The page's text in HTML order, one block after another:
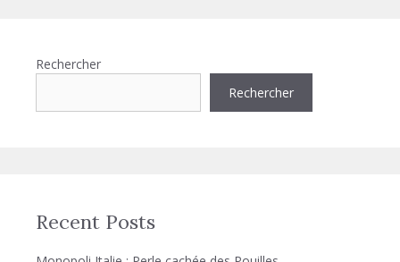
Rechercher
Rechercher
Recent Posts